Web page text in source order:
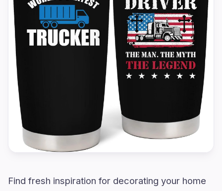
Find fresh inspiration for decorating your home